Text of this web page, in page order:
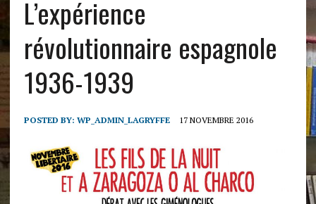
L’expérience
révolutionnaire espagnole
1936-1939
POSTED BY: WP_ADMIN_LAGRYFFE 17 NOVEMBRE 2016